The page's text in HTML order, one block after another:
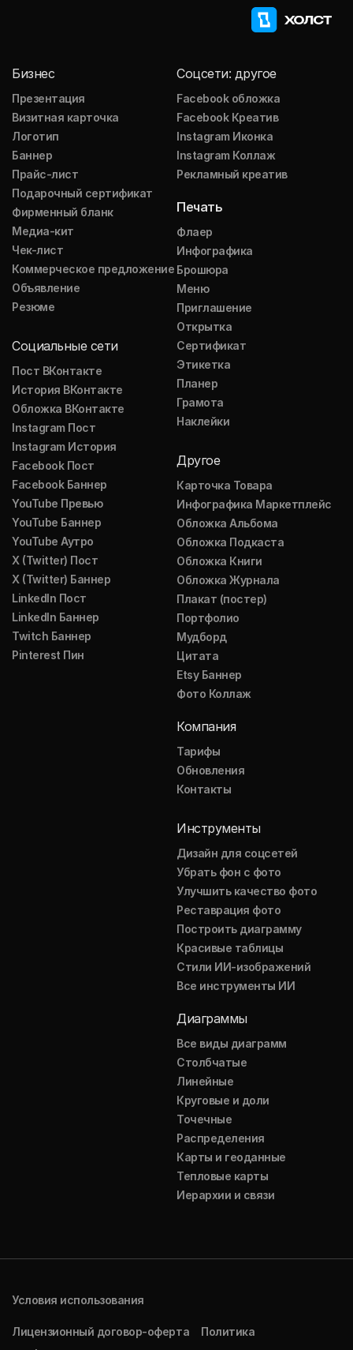
Бизнес
Презентация
Визитная карточка
Логотип
Баннер
Прайс-лист
Подарочный сертификат
Фирменный бланк
Медиа-кит
Чек-лист
Коммерческое предложение
Объявление
Резюме
Социальные сети
Пост ВКонтакте
История ВКонтакте
Обложка ВКонтакте
Instagram Пост
Instagram История
Facebook Пост
Facebook Баннер
YouTube Превью
YouTube Баннер
YouTube Аутро
X (Twitter) Пост
X (Twitter) Баннер
LinkedIn Пост
LinkedIn Баннер
Twitch Баннер
Pinterest Пин
Соцсети: другое
Facebook обложка
Facebook Креатив
Instagram Иконка
Instagram Коллаж
Рекламный креатив
Печать
Флаер
Инфографика
Брошюра
Меню
Приглашение
Открытка
Сертификат
Этикетка
Планер
Грамота
Наклейки
Другое
Карточка Товара
Инфографика Маркетплейс
Обложка Альбома
Обложка Подкаста
Обложка Книги
Обложка Журнала
Плакат (постер)
Портфолио
Мудборд
Цитата
Etsy Баннер
Фото Коллаж
Компания
Тарифы
Обновления
Контакты
Инструменты
Дизайн для соцсетей
Убрать фон с фото
Улучшить качество фото
Реставрация фото
Построить диаграмму
Красивые таблицы
Стили ИИ-изображений
Все инструменты ИИ
Диаграммы
Все виды диаграмм
Столбчатые
Линейные
Круговые и доли
Точечные
Распределения
Карты и геоданные
Тепловые карты
Иерархии и связи
Условия использования
Лицензионный договор-оферта
Политика